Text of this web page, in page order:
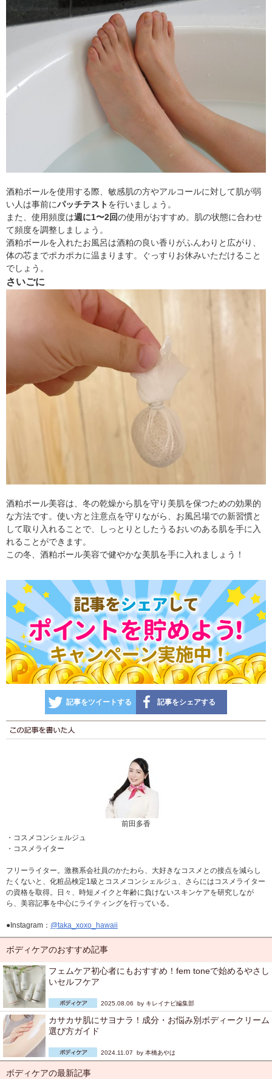
酒粕ボールを使用する際、敏感肌の方やアルコールに対して肌が弱
い人は事前にパッチテストを行いましょう。
また、使用頻度は週に1〜2回の使用がおすすめ。肌の状態に合わせ
て頻度を調整しましょう。
酒粕ボールを入れたお風呂は酒粕の良い香りがふんわりと広がり、
体の芯までポカポカに温まります。ぐっすりお休みいただけること
でしょう。
さいごに
酒粕ボール美容は、冬の乾燥から肌を守り美肌を保つための効果的
な方法です。使い方と注意点を守りながら、お風呂場での新習慣と
して取り入れることで、しっとりとしたうるおいのある肌を手に入
れることができます。
この冬、酒粕ボール美容で健やかな美肌を手に入れましょう！
記事をツイートする 記事をシェアする
前田多香
・コスメコンシェルジュ
・コスメライター
フリーライター。激務系会社員のかたわら、大好きなコスメとの接点を減らし
たくないと、化粧品検定1級とコスメコンシェルジュ、さらにはコスメライター
の資格を取得。日々、時短メイクと年齢に負けないスキンケアを研究しなが
ら、美容記事を中心にライティングを行っている。
●Instagram： @taka_xoxo_hawaii
ボディケアのおすすめ記事
フェムケア初心者にもおすすめ！fem toneで始めるやさし
いセルフケア
2025.08.06 by キレイナビ編集部
カサカサ肌にサヨナラ！成分・お悩み別ボディークリーム
選び方ガイド
2024.11.07 by 本橋あやは
ボディケアの最新記事